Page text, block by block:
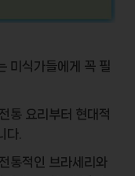
미식가들에게 꼭 필
통 요리부터 현대적
다.
통적인 브라세리 와